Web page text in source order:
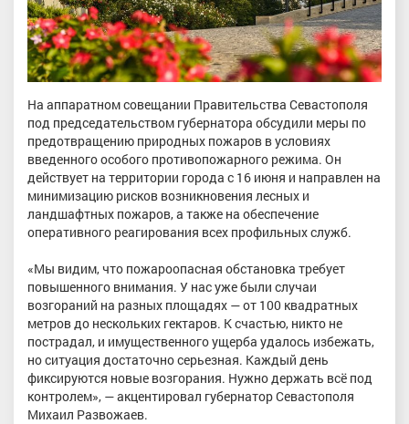
На аппаратном совещании Правительства Севастополя
под председательством губернатора обсудили меры по
предотвращению природных пожаров в условиях
введенного особого противопожарного режима. Он
действует на территории города с 16 июня и направлен на
минимизацию рисков возникновения лесных и
ландшафтных пожаров, а также на обеспечение
оперативного реагирования всех профильных служб.
«Мы видим, что пожароопасная обстановка требует
повышенного внимания. У нас уже были случаи
возгораний на разных площадях — от 100 квадратных
метров до нескольких гектаров. К счастью, никто не
пострадал, и имущественного ущерба удалось избежать,
но ситуация достаточно серьезная. Каждый день
фиксируются новые возгорания. Нужно держать всё под
контролем», — акцентировал губернатор Севастополя
Михаил Развожаев.